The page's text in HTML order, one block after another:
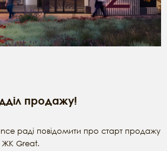
продажу!
раді повідомити про старт продажу
ЖК Great.